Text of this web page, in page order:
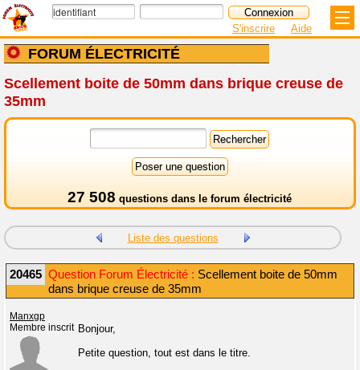
FORUM ÉLECTRICITÉ
S'inscrire Aide
Scellement boite de 50mm dans brique creuse de
35mm
27 508 questions dans le forum électricité
Liste des questions
20465 Question Forum Électricité : Scellement boite de 50mm
dans brique creuse de 35mm
Manxgp
Membre inscrit Bonjour,
Petite question, tout est dans le titre.